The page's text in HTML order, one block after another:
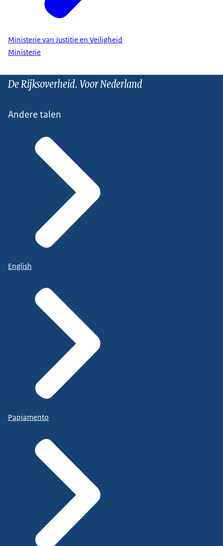
Ministerie van Justitie en Veiligheid
Ministerie
De Rijksoverheid. Voor Nederland
Andere talen
English
Papiamento